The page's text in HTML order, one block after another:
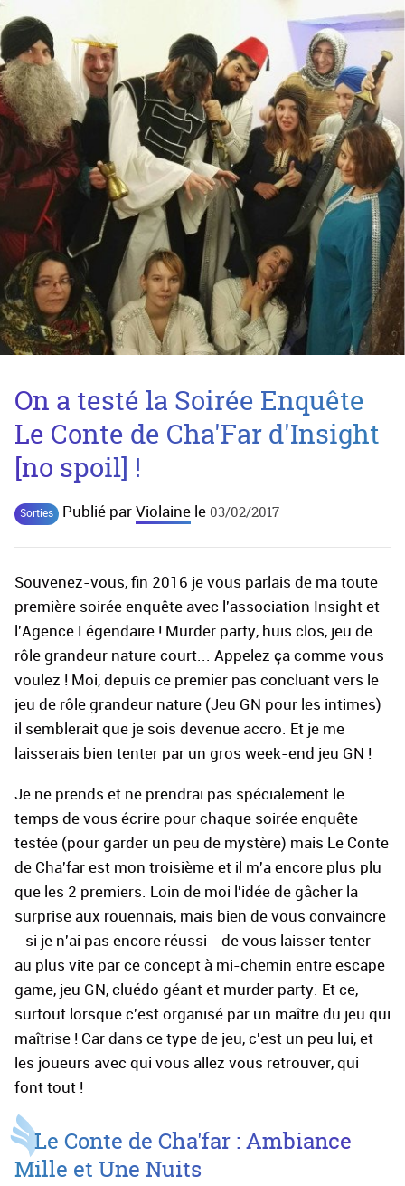
On a testé la Soirée Enquête
Le Conte de Cha'Far d'Insight
[no spoil] !
Sorties Publié par Violaine le 03/02/2017
Souvenez-vous, fin 2016 je vous parlais de ma toute
première soirée enquête avec l'association Insight et
l'Agence Légendaire ! Murder party, huis clos, jeu de
rôle grandeur nature court... Appelez ça comme vous
voulez ! Moi, depuis ce premier pas concluant vers le
jeu de rôle grandeur nature (Jeu GN pour les intimes)
il semblerait que je sois devenue accro. Et je me
laisserais bien tenter par un gros week-end jeu GN !
Je ne prends et ne prendrai pas spécialement le
temps de vous écrire pour chaque soirée enquête
testée (pour garder un peu de mystère) mais Le Conte
de Cha'far est mon troisième et il m'a encore plus plu
que les 2 premiers. Loin de moi l'idée de gâcher la
surprise aux rouennais, mais bien de vous convaincre
- si je n'ai pas encore réussi - de vous laisser tenter
au plus vite par ce concept à mi-chemin entre escape
game, jeu GN, cluédo géant et murder party. Et ce,
surtout lorsque c'est organisé par un maître du jeu qui
maîtrise ! Car dans ce type de jeu, c'est un peu lui, et
les joueurs avec qui vous allez vous retrouver, qui
font tout !
Le Conte de Cha'far : Ambiance
Mille et Une Nuits